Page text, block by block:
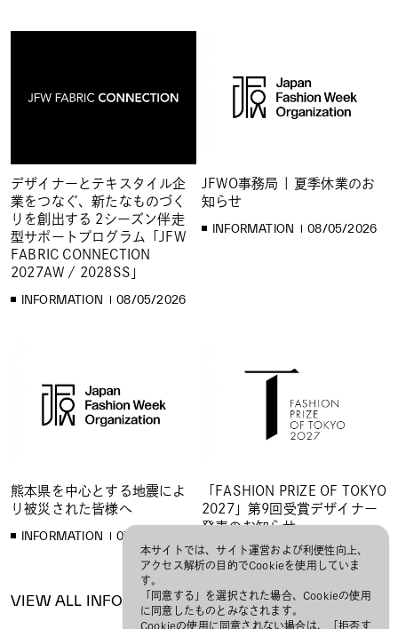
デザイナーとテキスタイル企
業をつなぐ、新たなものづく
りを創出する 2シーズン伴走
型サポートプログラム「JFW
FABRIC CONNECTION
2027AW / 2028SS」
INFORMATION 08/05/2026
JFWO事務局 | 夏季休業のお
知らせ
INFORMATION 08/05/2026
熊本県を中心とする地震によ
り被災された皆様へ
INFORMATION 07/31/2026
「FASHION PRIZE OF TOKYO
2027」第9回受賞デザイナー
発表のお知らせ
INFORMATION 07/28/2026
VIEW ALL INFORMATION
本サイトでは、サイト運営および利便性向上、
アクセス解析の目的でCookieを使用していま
す。
「同意する」を選択された場合、Cookieの使用
に同意したものとみなされます。
Cookieの使用に同意されない場合は、「拒否す